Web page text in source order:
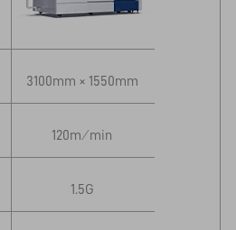
3100mm × 1550mm
120m ⁄ min
1.5G